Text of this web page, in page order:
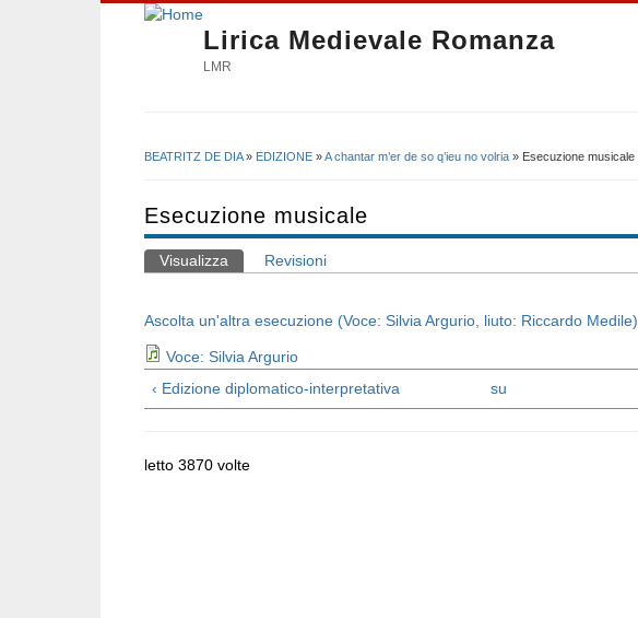
Lirica Medievale Romanza
LMR
BEATRITZ DE DIA» EDIZIONE »A chantar m’er de so q’ieu no volria » Esecuzione musicale
Esecuzione musicale
Schede primarie
Visualizza (scheda attiva)
Revisioni
Ascolta un'altra esecuzione (Voce: Silvia Argurio, liuto: Riccardo Medile)
Voce: Silvia Argurio
‹ Edizione diplomatico-interpretativa
su
letto 3870 volte